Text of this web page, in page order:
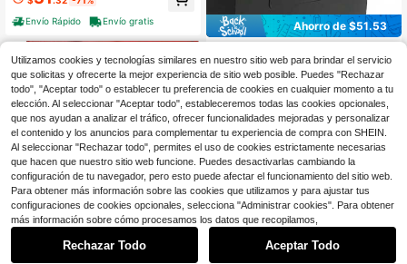
ncias montada en la pared caja de
comentarios y donaciones con cerr
adura de acero
Envío Rápido
Envío gratis
Ahorro de $176.00
Caja de sugerencias de metal
con cerradura y ranura, caja de dep
Ahorro de $51.53
es y recolección de caridad de acríl
ico, caja de votación de acrílico per
sonalizada con cerradura, caja de d
inero de acrílico negro
$31.57 -62%
Envío Rápido
Envío gratis
1
0
Utilizamos cookies y tecnologías similares en nuestro sitio web para brindar el servicio
que solicitas y ofrecerte la mejor experiencia de sitio web posible. Puedes "Rechazar
todo", "Aceptar todo" o establecer tu preferencia de cookies en cualquier momento a tu
elección. Al seleccionar "Aceptar todo", estableceremos todas las cookies opcionales,
que nos ayudan a analizar el tráfico, ofrecer funcionalidades mejoradas y personalizar
el contenido y los anuncios para complementar tu experiencia de compra con SHEIN.
Al seleccionar "Rechazar todo", permites el uso de cookies estrictamente necesarias
que hacen que nuestro sitio web funcione. Puedes desactivarlas cambiando la
configuración de tu navegador, pero esto puede afectar el funcionamiento del sitio web.
Para obtener más información sobre las cookies que utilizamos y para ajustar tus
configuraciones de cookies opcionales, selecciona "Administrar cookies". Para obtener
más información sobre cómo procesamos los datos que recopilamos,
Rechazar Todo Aceptar Todo